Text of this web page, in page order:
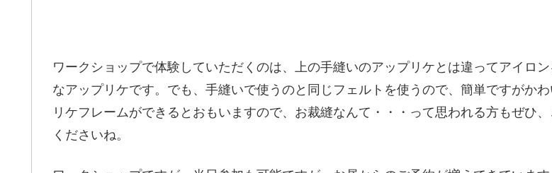
ワークショップで体験していただくのは、上の手縫いのアップリケとは違ってアイロ
なアップリケです。でも、手縫いで使うのと同じフェルトを使うので、簡単ですがか
リケフレームができるとおもいますので、お裁縫なんて・・・って思われる方もぜひ
くださいね。